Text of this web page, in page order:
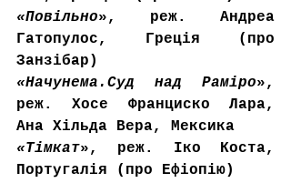
«Повільно», реж. Андреа
Гатопулос, Греція (про
Занзібар)
«Начунема.Суд над Раміро»,
реж. Хосе Франциско Лара,
Ана Хільда Вера, Мексика
«Тімкат», реж. Іко Коста,
Португалія (про Ефіопію)